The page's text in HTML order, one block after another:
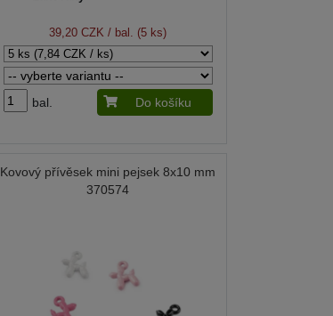
39,20 CZK / bal. (5 ks)
bal. Do košíku
Kovový přívěsek mini pejsek 8x10 mm
370574